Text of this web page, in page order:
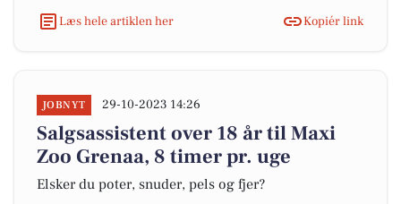
Læs hele artiklen her
Kopiér link
JOBNYT 29-10-2023 14:26
Salgsassistent over 18 år til Maxi
Zoo Grenaa, 8 timer pr. uge
Elsker du poter, snuder, pels og fjer?